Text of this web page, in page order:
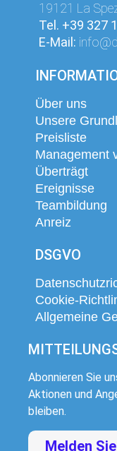
19121 La
Tel. +39 327
E-Mail:
Über uns
Unsere
Preisliste
Management
Überträgt
Ereignisse
Teambildung
Anreiz
DSGVO
Cookie-
Allgemeine
Abonnieren Sie
Aktionen und
bleiben.
Melden